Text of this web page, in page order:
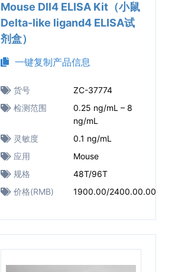
Mouse Dll4 ELISA Kit（小鼠
Delta-like ligand4 ELISA试
剂盒）
一键复制产品信息
货号
ZC-37774
检测范围
0.25 ng/mL – 8
ng/mL
灵敏度
0.1 ng/mL
应用
Mouse
规格
48T/96T
价格(RMB)
1900.00/2400.00.00